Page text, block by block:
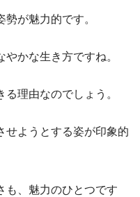
が魅力的です。
かな生き方ですね。
理由なのでしょう。
せようとする姿が印象的
も、魅力のひとつです